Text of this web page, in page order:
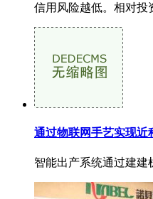
信用风险越低。相对投
通过物联网手艺实现近
智能出产系统通过建建